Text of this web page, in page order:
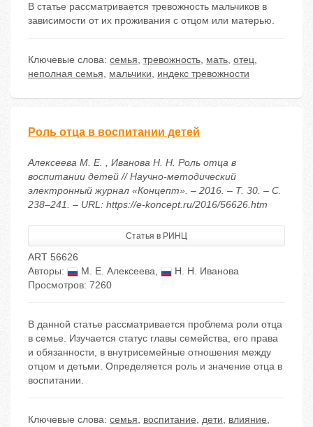
В статье рассматривается тревожность мальчиков в
зависимости от их проживания с отцом или матерью.
Ключевые слова: семья, тревожность, мать, отец,
неполная семья, мальчики, индекс тревожности
Роль отца в воспитании детей
Алексеева М. Е. , Иванова Н. Н. Роль отца в
воспитании детей // Научно-методический
электронный журнал «Концепт». – 2016. – Т. 30. – С.
238–241. – URL: https://e-koncept.ru/2016/56626.htm
Статья в РИНЦ
ART 56626
Авторы:
М. Е. Алексеева,
Н. Н. Иванова
Просмотров: 7260
В данной статье рассматривается проблема роли отца
в семье. Изучается статус главы семейства, его права
и обязанности, в внутрисемейные отношения между
отцом и детьми. Определяется роль и значение отца в
воспитании.
Ключевые слова: семья, воспитание, дети, влияние,